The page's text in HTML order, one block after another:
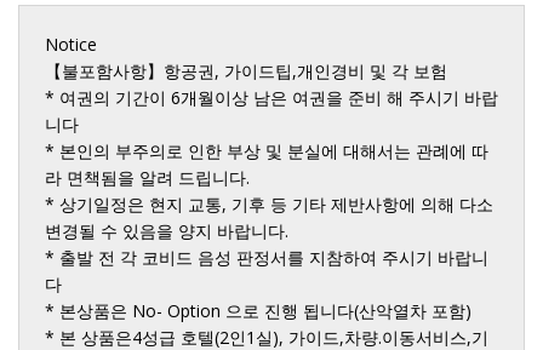
Notice
【불포함사항】항공권, 가이드팁,개인경비 및 각 보험
* 여권의 기간이 6개월이상 남은 여권을 준비 해 주시기 바랍
니다
* 본인의 부주의로 인한 부상 및 분실에 대해서는 관례에 따
라 면책됨을 알려 드립니다.
* 상기일정은 현지 교통, 기후 등 기타 제반사항에 의해 다소
변경될 수 있음을 양지 바랍니다.
* 출발 전 각 코비드 음성 판정서를 지참하여 주시기 바랍니
다
* 본상품은 No- Option 으로 진행 됩니다(산악열차 포함)
* 본 상품은4성급 호텔(2인1실), 가이드,차량.이동서비스,기